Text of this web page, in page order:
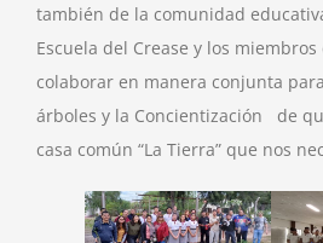
también de la comunidad
Escuela del Crease y los
colaborar en manera conjunta
árboles y la Concientización de
casa común “La Tierra” que nos